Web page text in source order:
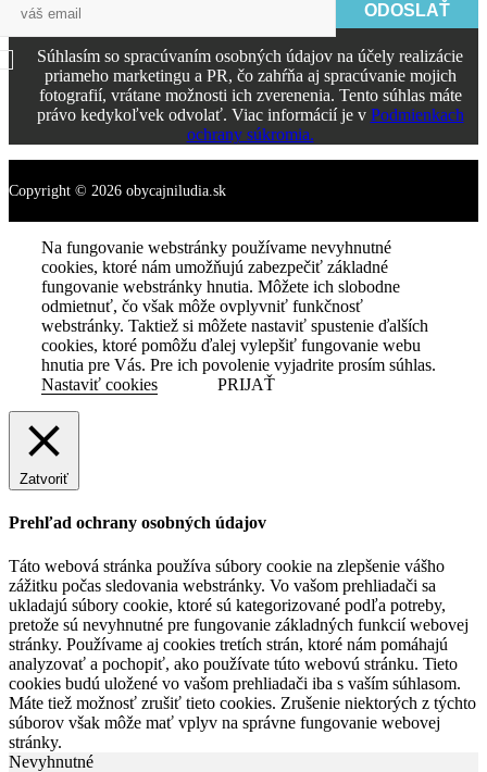
ODOSLAŤ
Súhlasím so spracúvaním osobných údajov na účely realizácie
priameho marketingu a PR, čo zahŕňa aj spracúvanie mojich
fotografií, vrátane možnosti ich zverenenia. Tento súhlas máte
právo kedykoľvek odvolať. Viac informácií je v Podmienkach
ochrany súkromia.
Copyright © 2026 obycajniludia.sk
Na fungovanie webstránky používame nevyhnutné
cookies, ktoré nám umožňujú zabezpečiť základné
fungovanie webstránky hnutia. Môžete ich slobodne
odmietnuť, čo však môže ovplyvniť funkčnosť
webstránky. Taktiež si môžete nastaviť spustenie ďalších
cookies, ktoré pomôžu ďalej vylepšiť fungovanie webu
hnutia pre Vás. Pre ich povolenie vyjadrite prosím súhlas.
Nastaviť cookies
PRIJAŤ
Zatvoriť
Prehľad ochrany osobných údajov
Táto webová stránka používa súbory cookie na zlepšenie vášho
zážitku počas sledovania webstránky. Vo vašom prehliadači sa
ukladajú súbory cookie, ktoré sú kategorizované podľa potreby,
pretože sú nevyhnutné pre fungovanie základných funkcií webovej
stránky. Používame aj cookies tretích strán, ktoré nám pomáhajú
analyzovať a pochopiť, ako používate túto webovú stránku. Tieto
cookies budú uložené vo vašom prehliadači iba s vaším súhlasom.
Máte tiež možnosť zrušiť tieto cookies. Zrušenie niektorých z týchto
súborov však môže mať vplyv na správne fungovanie webovej
stránky.
Nevyhnutné